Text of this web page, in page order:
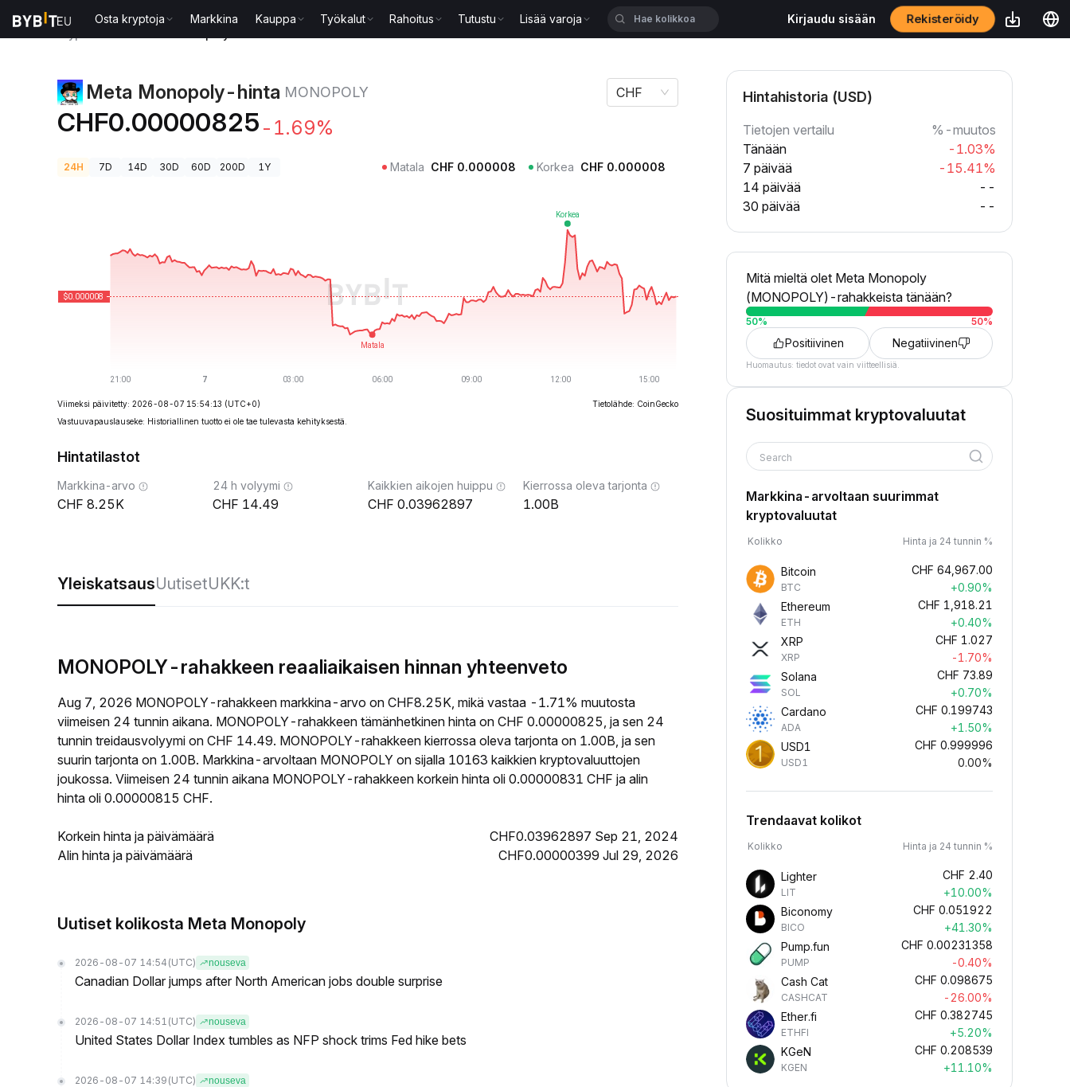
Osta kryptoja Markkina Kauppa Työkalut Rahoitus Tutustu Lisää varoja Kirjaudu sisään Rekisteröidy
Meta Monopoly-hinta MONOPOLY
CHF0.00000825 -1.69%
CHF
24H 7D 14D 30D 60D 200D 1Y Matala CHF 0.000008 Korkea CHF 0.000008
Viimeksi päivitetty: 2026-08-07 15:54:13 (UTC+0)
Tietolähde: CoinGecko
Vastuuvapauslauseke: Historiallinen tuotto ei ole tae tulevasta kehityksestä.
Hintatilastot
Markkina-arvo
8.25K
24 h volyymi
14.49
Kaikkien aikojen huippu
0.03962897
Kierrossa oleva tarjonta
1.00B
YleiskatsausUutisetUKK:t
MONOPOLY-rahakkeen reaaliaikaisen hinnan yhteenveto
Aug 7, 2026 MONOPOLY-rahakkeen markkina-arvo on CHF8.25K, mikä vastaa -1.71% muutosta
viimeisen 24 tunnin aikana. MONOPOLY-rahakkeen tämänhetkinen hinta on CHF 0.00000825, ja sen 24
tunnin treidausvolyymi on CHF 14.49. MONOPOLY-rahakkeen kierrossa oleva tarjonta on 1.00B, ja sen
suurin tarjonta on 1.00B. Markkina-arvoltaan MONOPOLY on sijalla 10163 kaikkien kryptovaluuttojen
joukossa. Viimeisen 24 tunnin aikana MONOPOLY-rahakkeen korkein hinta oli 0.00000831 CHF ja alin
hinta oli 0.00000815 CHF.
Korkein hinta ja päivämäärä
CHF0.03962897 Sep 21, 2024
Alin hinta ja päivämäärä
CHF0.00000399 Jul 29, 2026
Uutiset kolikosta Meta Monopoly
2026-08-07 14:54 (UTC) nouseva
Canadian Dollar jumps after North American jobs double surprise
2026-08-07 14:51 (UTC) nouseva
United States Dollar Index tumbles as NFP shock trims Fed hike bets
2026-08-07 14:39 (UTC) nouseva
Hintahistoria (USD)
Tietojen vertailu
%-muutos
Tänään
-1.03%
7 päivää
-15.41%
14 päivää
--
30 päivää
--
Mitä mieltä olet Meta Monopoly
(MONOPOLY)-rahakkeista tänään?
50% 50%
Positiivinen Negatiivinen
Huomautus: tiedot ovat vain viitteellisiä.
Suosituimmat kryptovaluutat
Search
Markkina-arvoltaan suurimmat
kryptovaluutat
Kolikko Hinta ja 24 tunnin %
Bitcoin
BTC
CHF 64,967.00
+0.90%
Ethereum
ETH
CHF 1,918.21
+0.40%
XRP
XRP
CHF 1.027
-1.70%
Solana
SOL
CHF 73.89
+0.70%
Cardano
ADA
CHF 0.199743
+1.50%
USD1
USD1
CHF 0.999996
0.00%
Trendaavat kolikot
Kolikko Hinta ja 24 tunnin %
Lighter
LIT
CHF 2.40
+10.00%
Biconomy
BICO
CHF 0.051922
+41.30%
Pump.fun
PUMP
CHF 0.00231358
-0.40%
Cash Cat
CASHCAT
CHF 0.098675
-26.00%
Ether.fi
ETHFI
CHF 0.382745
+5.20%
KGeN
KGEN
CHF 0.208539
+11.10%